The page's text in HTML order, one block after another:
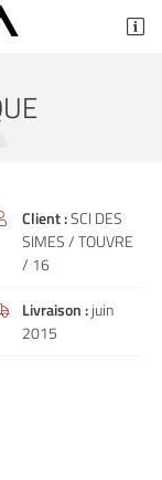

commerciales à
Client :SCI DES
SIMES / TOUVRE
/ 16
Livraison :juin
2015